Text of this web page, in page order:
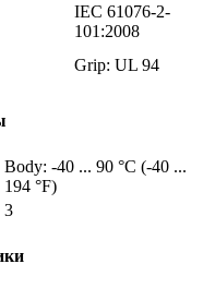
IEC 61076-2-
101:2008
Grip: UL 94
Body: -40 ... 90 °C (-40 ...
194 °F)
3